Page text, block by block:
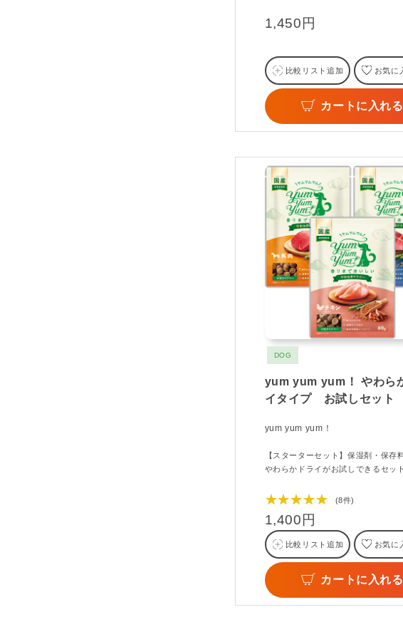
1,450円
比較リスト追加 お気に
カートに入れる
DOG
yum yum yum！ やわら
イタイプ お試しセット
yum yum yum！
【スターターセット】保湿剤・保存
やわらかドライがお試しできるセット
★★★★★ (8件)
1,400円
比較リスト追加 お気に
カートに入れる